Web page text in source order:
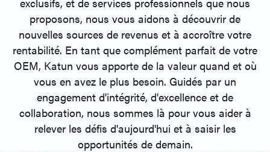
proposons, nous vous aidons à découvrir de
nouvelles sources de revenus et à accroître votre
rentabilité. En tant que complément parfait de votre
OEM, Katun vous apporte de la valeur quand et où
vous en avez le plus besoin. Guidés par un
engagement d'intégrité, d'excellence et de
collaboration, nous sommes là pour vous aider à
relever les défis d'aujourd'hui et à saisir les
opportunités de demain.